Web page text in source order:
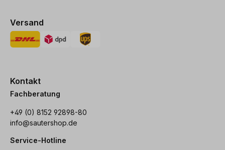
Versand
Kontakt
Fachberatung
+49 (0) 8152 92898-80
info@sautershop.de
Service-Hotline